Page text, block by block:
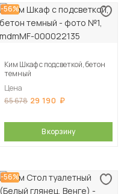
-56%
Ким Шкаф с подсветкой, бетон
темный
Цена
65 678 29 190
В корзину
-56%